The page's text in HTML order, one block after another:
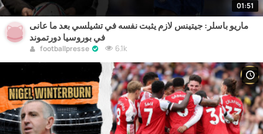
01:51
ماريو باسلر: جيتينس لازم يثبت نفسه في تشيلسي بعد ما عانى
في بوروسيا دورتموند
footballpresse 6.1k